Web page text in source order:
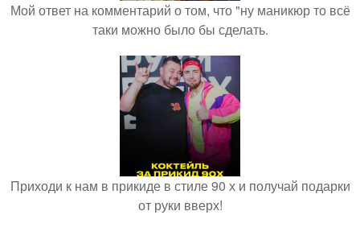
Мой ответ на комментарий о том, что "ну маникюр то всё
таки можно было бы сделать.
Приходи к нам в прикиде в стиле 90 х и получай подарки
от руки вверх!